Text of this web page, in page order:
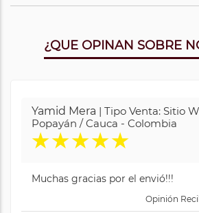
¿QUE OPINAN SOBRE
Yamid Mera | Tipo Venta: Sitio
Popayán / Cauca - Colombia
★★★★★
Muchas gracias por el envió!!!
Opinión